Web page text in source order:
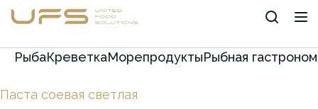
РыбаКреветкаМорепродуктыРыбная
Паста соевая светлая